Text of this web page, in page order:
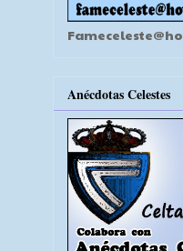
Anécdotas Celestes